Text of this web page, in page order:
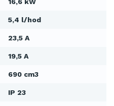
16,6 kW
5,4 l/hod
23,5 A
19,5 A
690 cm3
IP 23